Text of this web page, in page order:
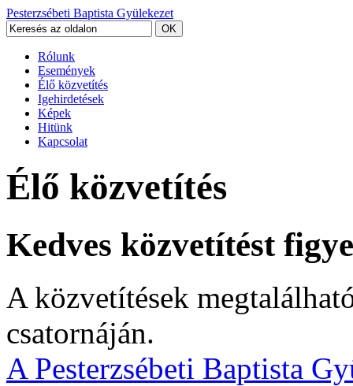
Pesterzsébeti Baptista Gyülekezet
Rólunk
Események
Élő közvetítés
Igehirdetések
Képek
Hitünk
Kapcsolat
Élő közvetítés
Kedves közvetítést
A közvetítések
csatornáján.
A Pesterzsébeti Baptista